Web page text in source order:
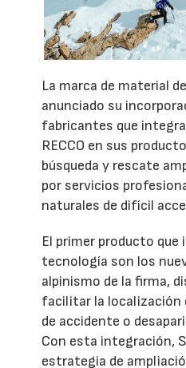
La marca de material
anunciado su
fabricantes que
RECCO en sus
búsqueda y rescate
por servicios
naturales de difícil
El primer producto que
tecnología son los
alpinismo de la firma,
facilitar la localización
de accidente o
Con esta integración,
estrategia de